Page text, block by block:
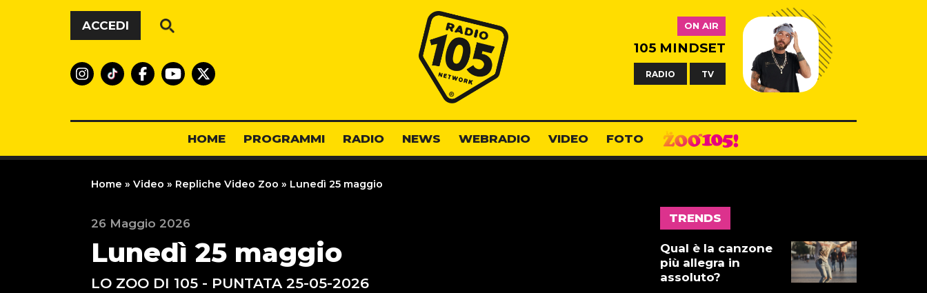
Vai al contenuto
ACCEDI
Radio 105
ON AIR
105 MINDSET
RADIO TV
HOME PROGRAMMI RADIO NEWS WEBRADIO VIDEO FOTO
Home » Video » Repliche Video Zoo » Lunedì 25 maggio
26 Maggio 2026
Lunedì 25 maggio
LO ZOO DI 105 - PUNTATA 25-05-2026
TRENDS
Qual è la canzone
più allegra in
assoluto?
17 LUGLIO 2026
Gnano 5 -
Episodio 14
Ennio 103:
Revisione alle
15 LUGLIO 2026